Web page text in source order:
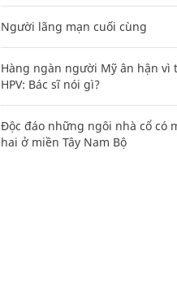
Người lãng mạn cuối cùng
Hàng ngàn người Mỹ ân hận vì
HPV: Bác sĩ nói gì?
Độc đáo những ngôi nhà cổ có
hai ở miền Tây Nam Bộ